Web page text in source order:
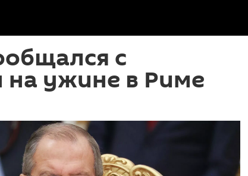
с
ужине в Риме